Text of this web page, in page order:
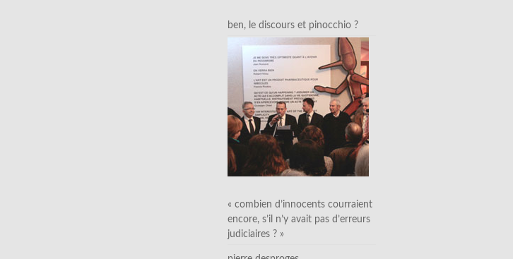
ben, le discours et pinocchio ?
« combien d’innocents courraient
encore, s’il n’y avait pas d’erreurs
judiciaires ? »